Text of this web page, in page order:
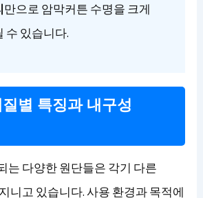
만으로 암막커튼 수명을 크게
수 있습니다.
별 특징과 내구성
는 다양한 원단들은 각기 다른
니고 있습니다. 사용 환경과 목적에